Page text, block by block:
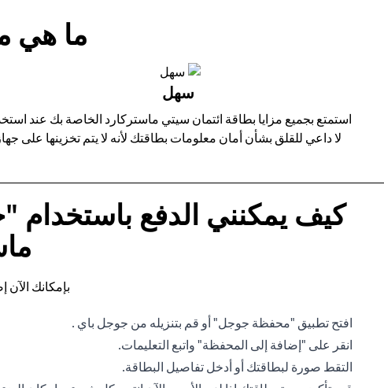
ما هي
سهل
لا داعي للقلق بشأن أمان معلومات بطاقتك لأنه لا يتم تخزينها
كيف يمكنني الدفع
بإمكانك
افتح تطبيق "محفظة جوجل" أو قم بتنزيله من جوجل باي .
انقر على "إضافة إلى المحفظة" واتبع التعليمات.
التقط صورة لبطاقتك أو أدخل تفاصيل البطاقة.